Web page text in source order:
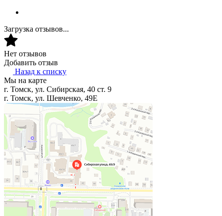
Загрузка отзывов...
Нет отзывов
Добавить отзыв
Назад к списку
Мы на карте
г. Томск, ул. Сибирская, 40 ст. 9
г. Томск, ул. Шевченко, 49Е